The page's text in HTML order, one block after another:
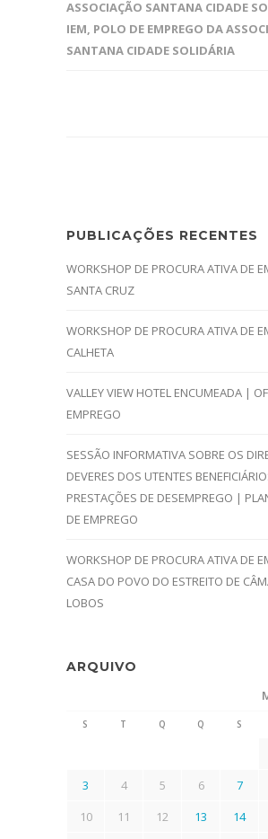
ASSOCIAÇÃO SANTANA CIDADE
IEM, POLO DE EMPREGO DA
SANTANA CIDADE SOLIDÁRIA
PUBLICAÇÕES RECENTES
WORKSHOP DE PROCURA ATIVA DE
SANTA CRUZ
WORKSHOP DE PROCURA ATIVA DE
CALHETA
VALLEY VIEW HOTEL ENCUMEADA |
EMPREGO
SESSÃO INFORMATIVA SOBRE OS
DEVERES DOS UTENTES
PRESTAÇÕES DE DESEMPREGO |
DE EMPREGO
WORKSHOP DE PROCURA ATIVA DE
CASA DO POVO DO ESTREITO DE
LOBOS
ARQUIVO
S T Q Q S
3
4 5 6 7
10
11 12 13 14